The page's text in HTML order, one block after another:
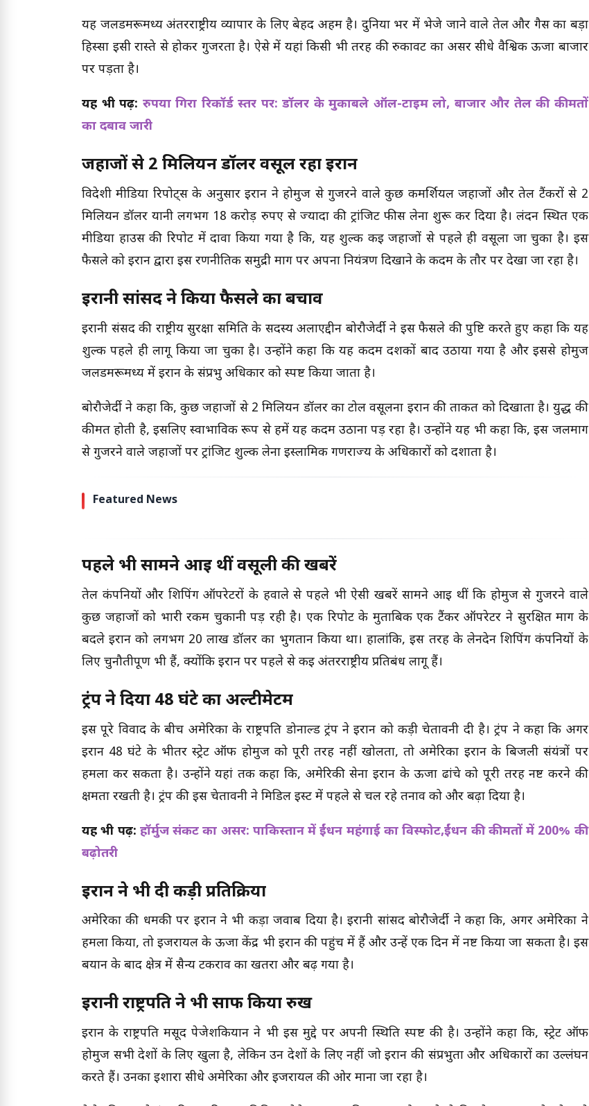
यह जलडमरूमध्य अंतरराष्ट्रीय व्यापार के लिए बेहद अहम है। दुनिया भर में भेजे जाने वाले तेल और गैस का बड़ा
हिस्सा इसी रास्ते से होकर गुजरता है। ऐसे में यहां किसी भी तरह की रुकावट का असर सीधे वैश्विक ऊर्जा बाजार
पर पड़ता है।
यह भी पढ़ें: रुपया गिरा रिकॉर्ड स्तर पर: डॉलर के मुकाबले ऑल-टाइम लो, बाजार और तेल की कीमतों
का दबाव जारी
जहाजों से 2 मिलियन डॉलर वसूल रहा ईरान
विदेशी मीडिया रिपोर्ट्स के अनुसार ईरान ने होर्मुज से गुजरने वाले कुछ कमर्शियल जहाजों और तेल टैंकरों से 2
मिलियन डॉलर यानी लगभग 18 करोड़ रुपए से ज्यादा की ट्रांजिट फीस लेना शुरू कर दिया है। लंदन स्थित एक
मीडिया हाउस की रिपोर्ट में दावा किया गया है कि, यह शुल्क कई जहाजों से पहले ही वसूला जा चुका है। इस
फैसले को ईरान द्वारा इस रणनीतिक समुद्री मार्ग पर अपना नियंत्रण दिखाने के कदम के तौर पर देखा जा रहा है।
ईरानी सांसद ने किया फैसले का बचाव
ईरानी संसद की राष्ट्रीय सुरक्षा समिति के सदस्य अलाएद्दीन बोरौजेर्दी ने इस फैसले की पुष्टि करते हुए कहा कि यह
शुल्क पहले ही लागू किया जा चुका है। उन्होंने कहा कि यह कदम दशकों बाद उठाया गया है और इससे होर्मुज
जलडमरूमध्य में ईरान के संप्रभु अधिकार को स्पष्ट किया जाता है।
बोरौजेर्दी ने कहा कि, कुछ जहाजों से 2 मिलियन डॉलर का टोल वसूलना ईरान की ताकत को दिखाता है। युद्ध की
कीमत होती है, इसलिए स्वाभाविक रूप से हमें यह कदम उठाना पड़ रहा है। उन्होंने यह भी कहा कि, इस जलमार्ग
से गुजरने वाले जहाजों पर ट्रांजिट शुल्क लेना इस्लामिक गणराज्य के अधिकारों को दर्शाता है।
Featured News
पहले भी सामने आई थीं वसूली की खबरें
तेल कंपनियों और शिपिंग ऑपरेटरों के हवाले से पहले भी ऐसी खबरें सामने आई थीं कि होर्मुज से गुजरने वाले
कुछ जहाजों को भारी रकम चुकानी पड़ रही है। एक रिपोर्ट के मुताबिक एक टैंकर ऑपरेटर ने सुरक्षित मार्ग के
बदले ईरान को लगभग 20 लाख डॉलर का भुगतान किया था। हालांकि, इस तरह के लेनदेन शिपिंग कंपनियों के
लिए चुनौतीपूर्ण भी हैं, क्योंकि ईरान पर पहले से कई अंतरराष्ट्रीय प्रतिबंध लागू हैं।
ट्रंप ने दिया 48 घंटे का अल्टीमेटम
इस पूरे विवाद के बीच अमेरिका के राष्ट्रपति डोनाल्ड ट्रंप ने ईरान को कड़ी चेतावनी दी है। ट्रंप ने कहा कि अगर
ईरान 48 घंटे के भीतर स्ट्रेट ऑफ होर्मुज को पूरी तरह नहीं खोलता, तो अमेरिका ईरान के बिजली संयंत्रों पर
हमला कर सकता है। उन्होंने यहां तक कहा कि, अमेरिकी सेना ईरान के ऊर्जा ढांचे को पूरी तरह नष्ट करने की
क्षमता रखती है। ट्रंप की इस चेतावनी ने मिडिल ईस्ट में पहले से चल रहे तनाव को और बढ़ा दिया है।
यह भी पढ़ें: हॉर्मुज संकट का असर: पाकिस्तान में ईंधन महंगाई का विस्फोट,ईंधन की कीमतों में 200% की
बढ़ोतरी
ईरान ने भी दी कड़ी प्रतिक्रिया
अमेरिका की धमकी पर ईरान ने भी कड़ा जवाब दिया है। ईरानी सांसद बोरौजेर्दी ने कहा कि, अगर अमेरिका ने
हमला किया, तो इजरायल के ऊर्जा केंद्र भी ईरान की पहुंच में हैं और उन्हें एक दिन में नष्ट किया जा सकता है। इस
बयान के बाद क्षेत्र में सैन्य टकराव का खतरा और बढ़ गया है।
ईरानी राष्ट्रपति ने भी साफ किया रुख
ईरान के राष्ट्रपति मसूद पेजेशकियान ने भी इस मुद्दे पर अपनी स्थिति स्पष्ट की है। उन्होंने कहा कि, स्ट्रेट ऑफ
होर्मुज सभी देशों के लिए खुला है, लेकिन उन देशों के लिए नहीं जो ईरान की संप्रभुता और अधिकारों का उल्लंघन
करते हैं। उनका इशारा सीधे अमेरिका और इजरायल की ओर माना जा रहा है।